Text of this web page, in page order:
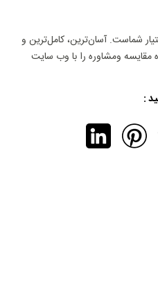
شماست. آسان‌ترین، کامل‌ترین و
مقایسه ومشاوره را با وب سایت
: